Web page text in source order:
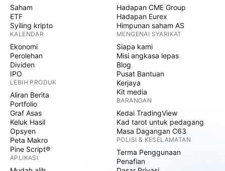
Saham
ETF
Syiling kripto
KALENDAR
Ekonomi
Perolehan
Dividen
IPO
LEBIH PRODUK
Aliran Berita
Portfolio
Graf Asas
Keluk Hasil
Opsyen
Peta Makro
Pine Script®
APLIKASI
Hadapan CME Group
Hadapan Eurex
Himpunan saham AS
MENGENAI SYARIKAT
Siapa kami
Misi angkasa lepas
Blog
Pusat Bantuan
Kerjaya
Kit media
BARANGAN
Kedai TradingView
Kad tarot untuk pedagang
Masa Dagangan C63
POLISI & KESELAMATAN
Terma Penggunaan
Penafian